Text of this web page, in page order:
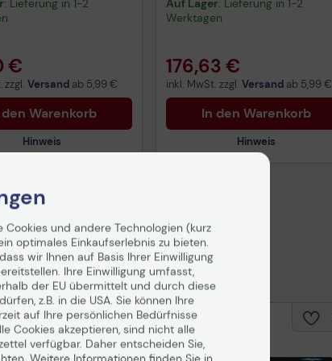
: Lieferung in 1-2
€
zzgl. Versand ab 5,99 €
den Warenkorb
Hinweis
Produktdatenblatt
Informationen
der EU-
Auf Lager: Lieferung in 1-2
Werktagen
176,63 €
inkl. MwSt. zzgl. Versand ab 5,99 €
In den Warenkorb
Hinweis
Vorvertragliche Informationen
gemäß der EU-
Datenverordnung
und andere Technologien (kurz
optimales Einkaufserlebnis zu bieten.
wir Ihnen auf Basis Ihrer Einwilligung
Ihre Einwilligung umfasst,
der EU übermittelt und durch diese
z.B. in die USA. Sie können Ihre
auf Ihre persönlichen Bedürfnisse
Cookies akzeptieren, sind nicht alle
verfügbar. Daher entscheiden Sie,